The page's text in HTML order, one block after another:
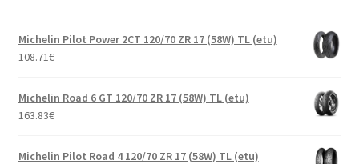
Michelin Pilot Power 2CT 120/70 ZR 17 (58W) TL (etu)
108.71€
Michelin Road 6 GT 120/70 ZR 17 (58W) TL (etu)
163.83€
Michelin Pilot Road 4 120/70 ZR 17 (58W) TL (etu)